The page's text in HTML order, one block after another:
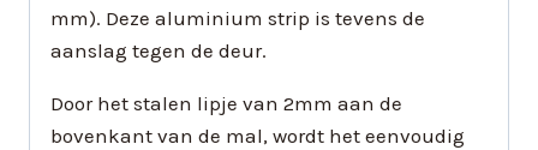
mm). Deze aluminium strip is tevens de
aanslag tegen de deur.
Door het stalen lipje van 2mm aan de
bovenkant van de mal, wordt het eenvoudig